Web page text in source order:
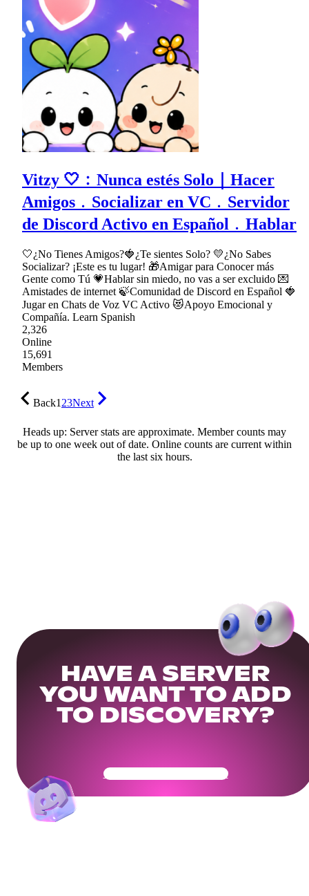
Vitzy 🤍﹕Nunca estés Solo｜Hacer
Amigos﹒Socializar en VC﹒Servidor
de Discord Activo en Español﹒Hablar
🤍¿No Tienes Amigos?🍓¿Te sientes Solo? 💛¿No Sabes
Socializar? ¡Este es tu lugar! 🎁Amigar para Conocer más
Gente como Tú 💗Hablar sin miedo, no vas a ser excluido 💌
Amistades de internet 🍃Comunidad de Discord en Español 🍓
Jugar en Chats de Voz VC Activo 😻Apoyo Emocional y
Compañía. Learn Spanish
2,326
Online
15,691
Members
Back123Next
Heads up: Server stats are approximate. Member counts may
be up to one week out of date. Online counts are current within
the last six hours.
HAVE A SERVER
YOU WANT TO ADD
TO DISCOVERY?
Get Your Community Ready